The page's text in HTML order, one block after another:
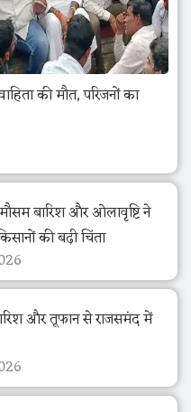
की मौत, परिजनों का
बारिश और ओलावृष्टि ने
की बढ़ी चिंता
और तूफान से राजसमंद में